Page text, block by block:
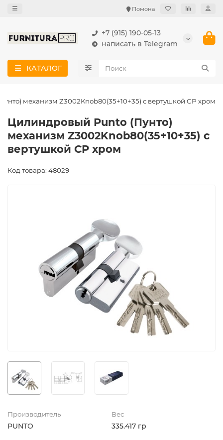
Помона
+7 (915) 190-05-13
написать в Telegram
КАТАЛОГ
механизм Z3002Knob80(35+10+35) с вертушкой CP хром
Цилиндровый Punto (Пунто)
механизм Z3002Knob80(35+10+35) с
вертушкой CP хром
Код товара: 48029
Производитель
PUNTO
Вес
335.417 гр